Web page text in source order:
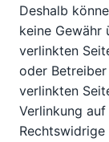
Deshalb
keine Gewähr
verlinkten
oder
verlinkten
Verlinkung